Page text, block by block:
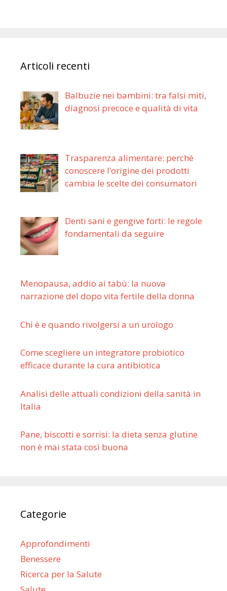
Articoli recenti
Balbuzie nei bambini: tra falsi miti,
diagnosi precoce e qualità di vita
Trasparenza alimentare: perché
conoscere l’origine dei prodotti
cambia le scelte dei consumatori
Denti sani e gengive forti: le regole
fondamentali da seguire
Menopausa, addio ai tabù: la nuova
narrazione del dopo vita fertile della donna
Chi è e quando rivolgersi a un urologo
Come scegliere un integratore probiotico
efficace durante la cura antibiotica
Analisi delle attuali condizioni della sanità in
Italia
Pane, biscotti e sorrisi: la dieta senza glutine
non è mai stata così buona
Categorie
Approfondimenti
Benessere
Ricerca per la Salute